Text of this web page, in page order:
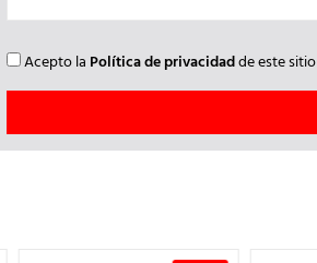
Acepto la Política de privacidadde este sitio